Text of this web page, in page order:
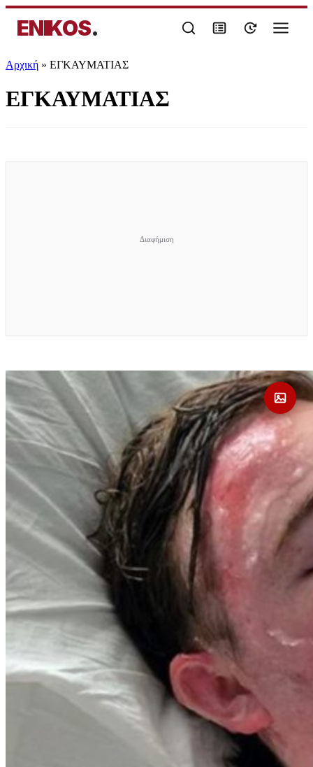
ENIKOS.
Αρχική » ΕΓΚΑΥΜΑΤΙΑΣ
ΕΓΚΑΥΜΑΤΙΑΣ